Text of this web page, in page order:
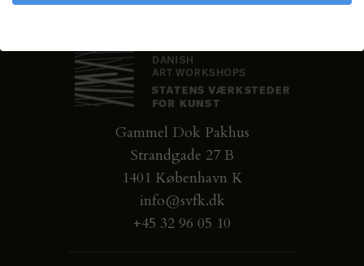
Gammel Dok Pakhus
Strandgade 27 B
1401 København K
info@svfk.dk
+45 32 96 05 10